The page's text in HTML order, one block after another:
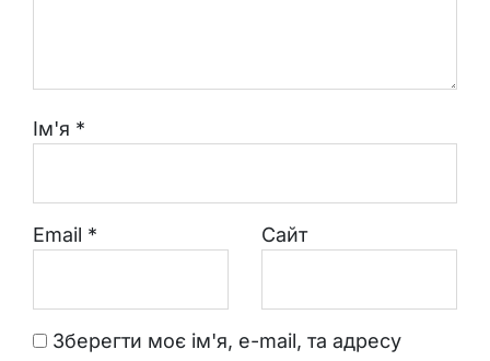
Ім'я *
Email * Сайт
Зберегти моє ім'я, e-mail, та адресу